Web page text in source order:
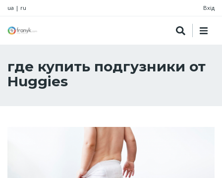
ua | ru Вхід
где купить подгузники от
Huggies